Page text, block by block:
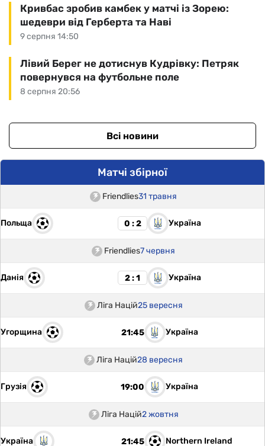
9 серпня 14:50
Кривбас зробив камбек у матчі із Зорею:
шедеври від Герберта та Наві
8 серпня 20:56
Лівий Берег не дотиснув Кудрівку: Петряк
повернувся на футбольне поле
Всі новини
Матчі збірної
Friendlies31 травня
Польща 0 : 2 Україна
Friendlies7 червня
Данія 2 : 1 Україна
Ліга Націй25 вересня
Угорщина 21:45 Україна
Ліга Націй28 вересня
Грузія 19:00 Україна
Ліга Націй2 жовтня
Україна 21:45 Northern Ireland